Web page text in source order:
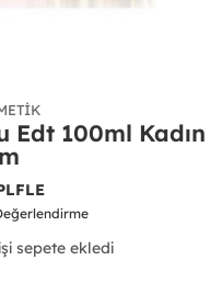
Edt 100ml Kadın
sepete ekledi